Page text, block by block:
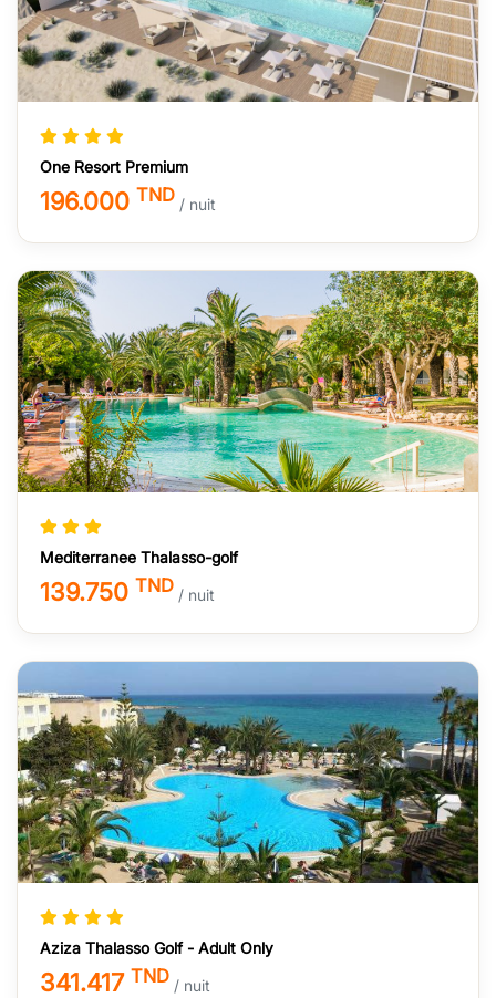
One Resort Premium
196.000 TND / nuit
Mediterranee Thalasso-golf
139.750 TND / nuit
Aziza Thalasso Golf - Adult Only
341.417 TND / nuit